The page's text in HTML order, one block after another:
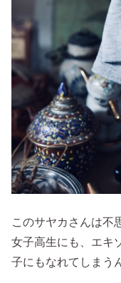
このサヤカさんは不
女子高生にも、エキ
子にもなれてしまう